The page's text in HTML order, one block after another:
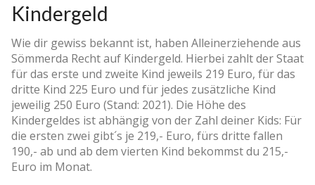
Kindergeld
Wie dir gewiss bekannt ist, haben Alleinerziehende aus
Sömmerda Recht auf Kindergeld. Hierbei zahlt der Staat
für das erste und zweite Kind jeweils 219 Euro, für das
dritte Kind 225 Euro und für jedes zusätzliche Kind
jeweilig 250 Euro (Stand: 2021). Die Höhe des
Kindergeldes ist abhängig von der Zahl deiner Kids: Für
die ersten zwei gibt´s je 219,- Euro, fürs dritte fallen
190,- ab und ab dem vierten Kind bekommst du 215,-
Euro im Monat.